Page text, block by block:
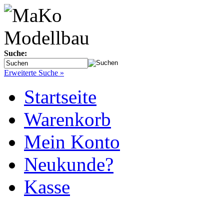
Suche:
Erweiterte Suche »
Startseite
Warenkorb
Mein Konto
Neukunde?
Kasse